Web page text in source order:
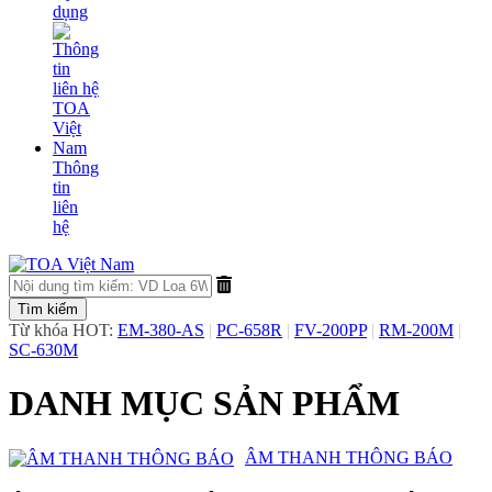
dụng
Thông
tin
liên
hệ
Từ khóa HOT: EM-380-AS | PC-658R | FV-200PP | RM-200M |
SC-630M
DANH MỤC SẢN PHẨM
​ÂM THANH THÔNG BÁO